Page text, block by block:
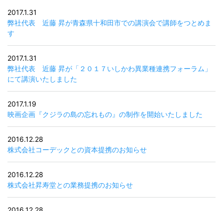
2017.1.31
弊社代表 近藤 昇が青森県十和田市での講演会で講師をつとめま
す
2017.1.31
弊社代表 近藤 昇が「２０１７いしかわ異業種連携フォーラム」
にて講演いたしました
2017.1.19
映画企画『クジラの島の忘れもの』の制作を開始いたしました
2016.12.28
株式会社コーデックとの資本提携のお知らせ
2016.12.28
株式会社昇寿堂との業務提携のお知らせ